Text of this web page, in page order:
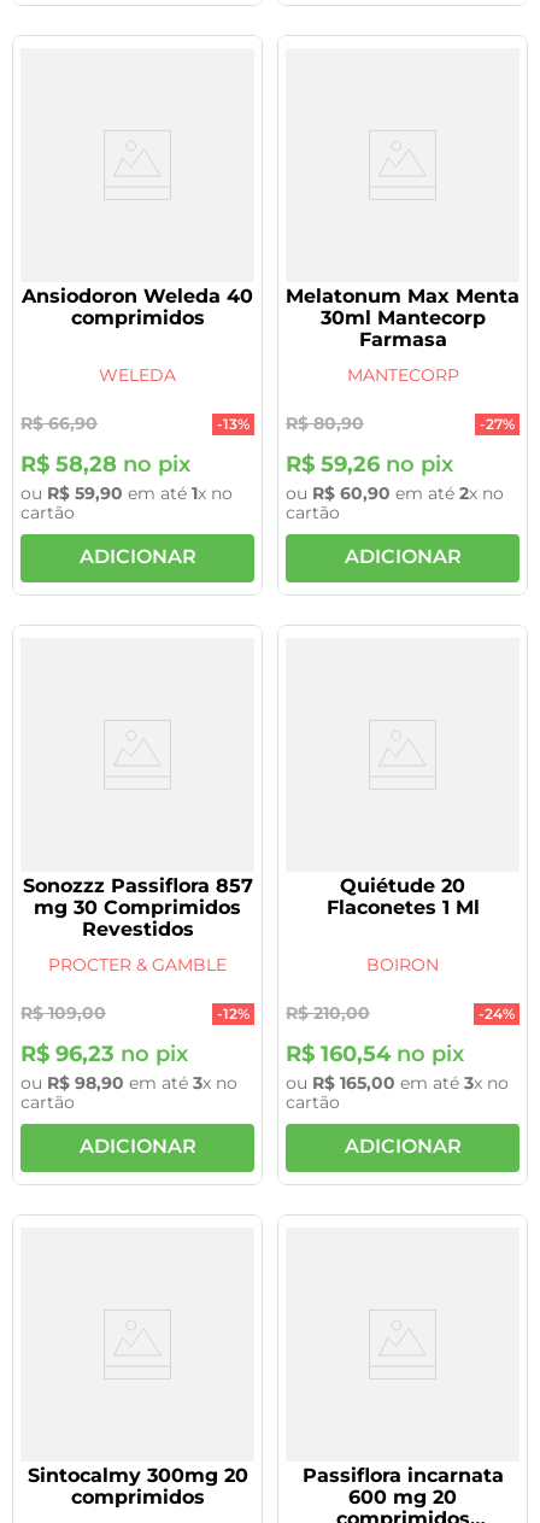
Ansiodoron Weleda 40
comprimidos
WELEDA
R$ 66,90 -13%
R$ 58,28 no pix
ou R$ 59,90 em até 1x no
cartão
ADICIONAR
Melatonum Max Menta
30ml Mantecorp
Farmasa
MANTECORP
R$ 80,90 -27%
R$ 59,26 no pix
ou R$ 60,90 em até 2x no
cartão
ADICIONAR
Sonozzz Passiflora 857
mg 30 Comprimidos
Revestidos
PROCTER & GAMBLE
R$ 109,00 -12%
R$ 96,23 no pix
ou R$ 98,90 em até 3x no
cartão
ADICIONAR
Quiétude 20
Flaconetes 1 Ml
BOIRON
R$ 210,00 -24%
R$ 160,54no pix
ou R$ 165,00 em até 3x no
cartão
ADICIONAR
Sintocalmy 300mg 20
comprimidos
Passiflora incarnata
600 mg 20
comprimidos